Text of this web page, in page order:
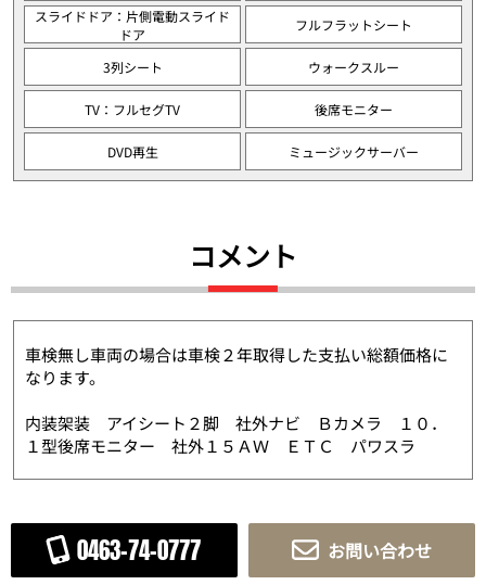
スライドドア：片側電動スライド
ドア
フルフラットシート
3列シート ウォークスルー
TV：フルセグTV 後席モニター
DVD再生 ミュージックサーバー
コメント
車検無し車両の場合は車検２年取得した支払い総額価格に
なります。
内装架装 アイシート２脚 社外ナビ Ｂカメラ １０．
１型後席モニター 社外１５ＡＷ ＥＴＣ パワスラ
0463-74-0777 お問い合わせ